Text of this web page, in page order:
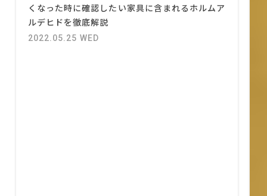
くなった時に確認したい家具に含まれるホルムア
ルデヒドを徹底解説
2022.05.25 WED